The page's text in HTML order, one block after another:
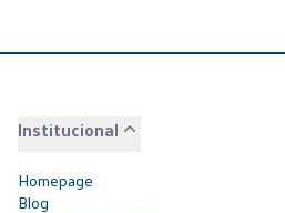
Institucional
Homepage
Blog